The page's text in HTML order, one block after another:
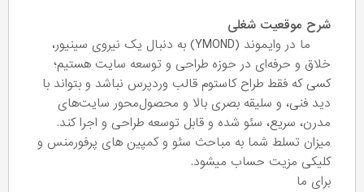
شرح موقعیت شغلی
ما در وایموند (YMOND) به دنبال یک نیروی سینیور،
خلاق و حرفه‌ای در حوزه طراحی و توسعه سایت هستیم؛
کسی که فقط طراح کاستوم قالب وردپرس نباشد و بتواند با
دید فنی، و سلیقه بصری بالا و محصول‌محور سایت‌های
مدرن، سریع، سئو شده و قابل توسعه طراحی و اجرا کند.
میزان تسلط شما به مباحث سئو و کمپین های پرفورمنس و
کلیکی مزیت حساب میشود.
برای ما